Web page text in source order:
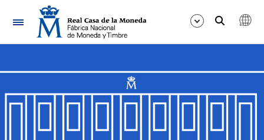
Nabigazioa
Erakutsi/Ezkutatu